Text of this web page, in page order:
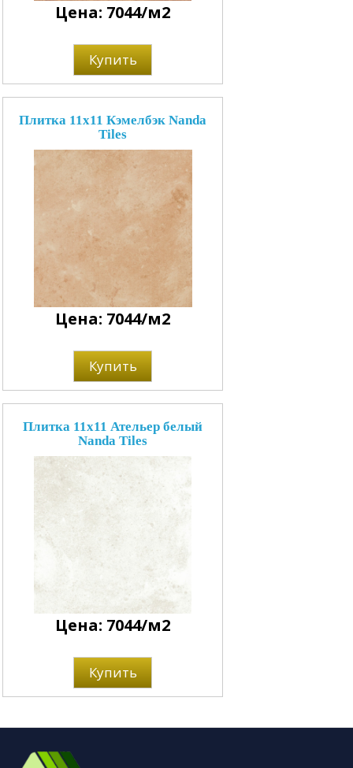
Цена: 7044/м2
Купить
Плитка 11x11 Кэмелбэк Nanda
Tiles
Цена: 7044/м2
Купить
Плитка 11x11 Ательер белый
Nanda Tiles
Цена: 7044/м2
Купить